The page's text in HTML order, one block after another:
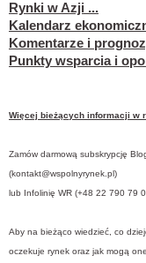
Rynki w Azji ...
Kalendarz
Komentarze i
Punkty wsparcia i
Więcej bieżących informacji w
Zamów darmową subskrypcję
(kontakt@wspolnyrynek.pl)
lub Infolinię WR (+48 22 790 79
Aby na bieżąco wiedzieć, co
oczekuje rynek oraz jak mogą